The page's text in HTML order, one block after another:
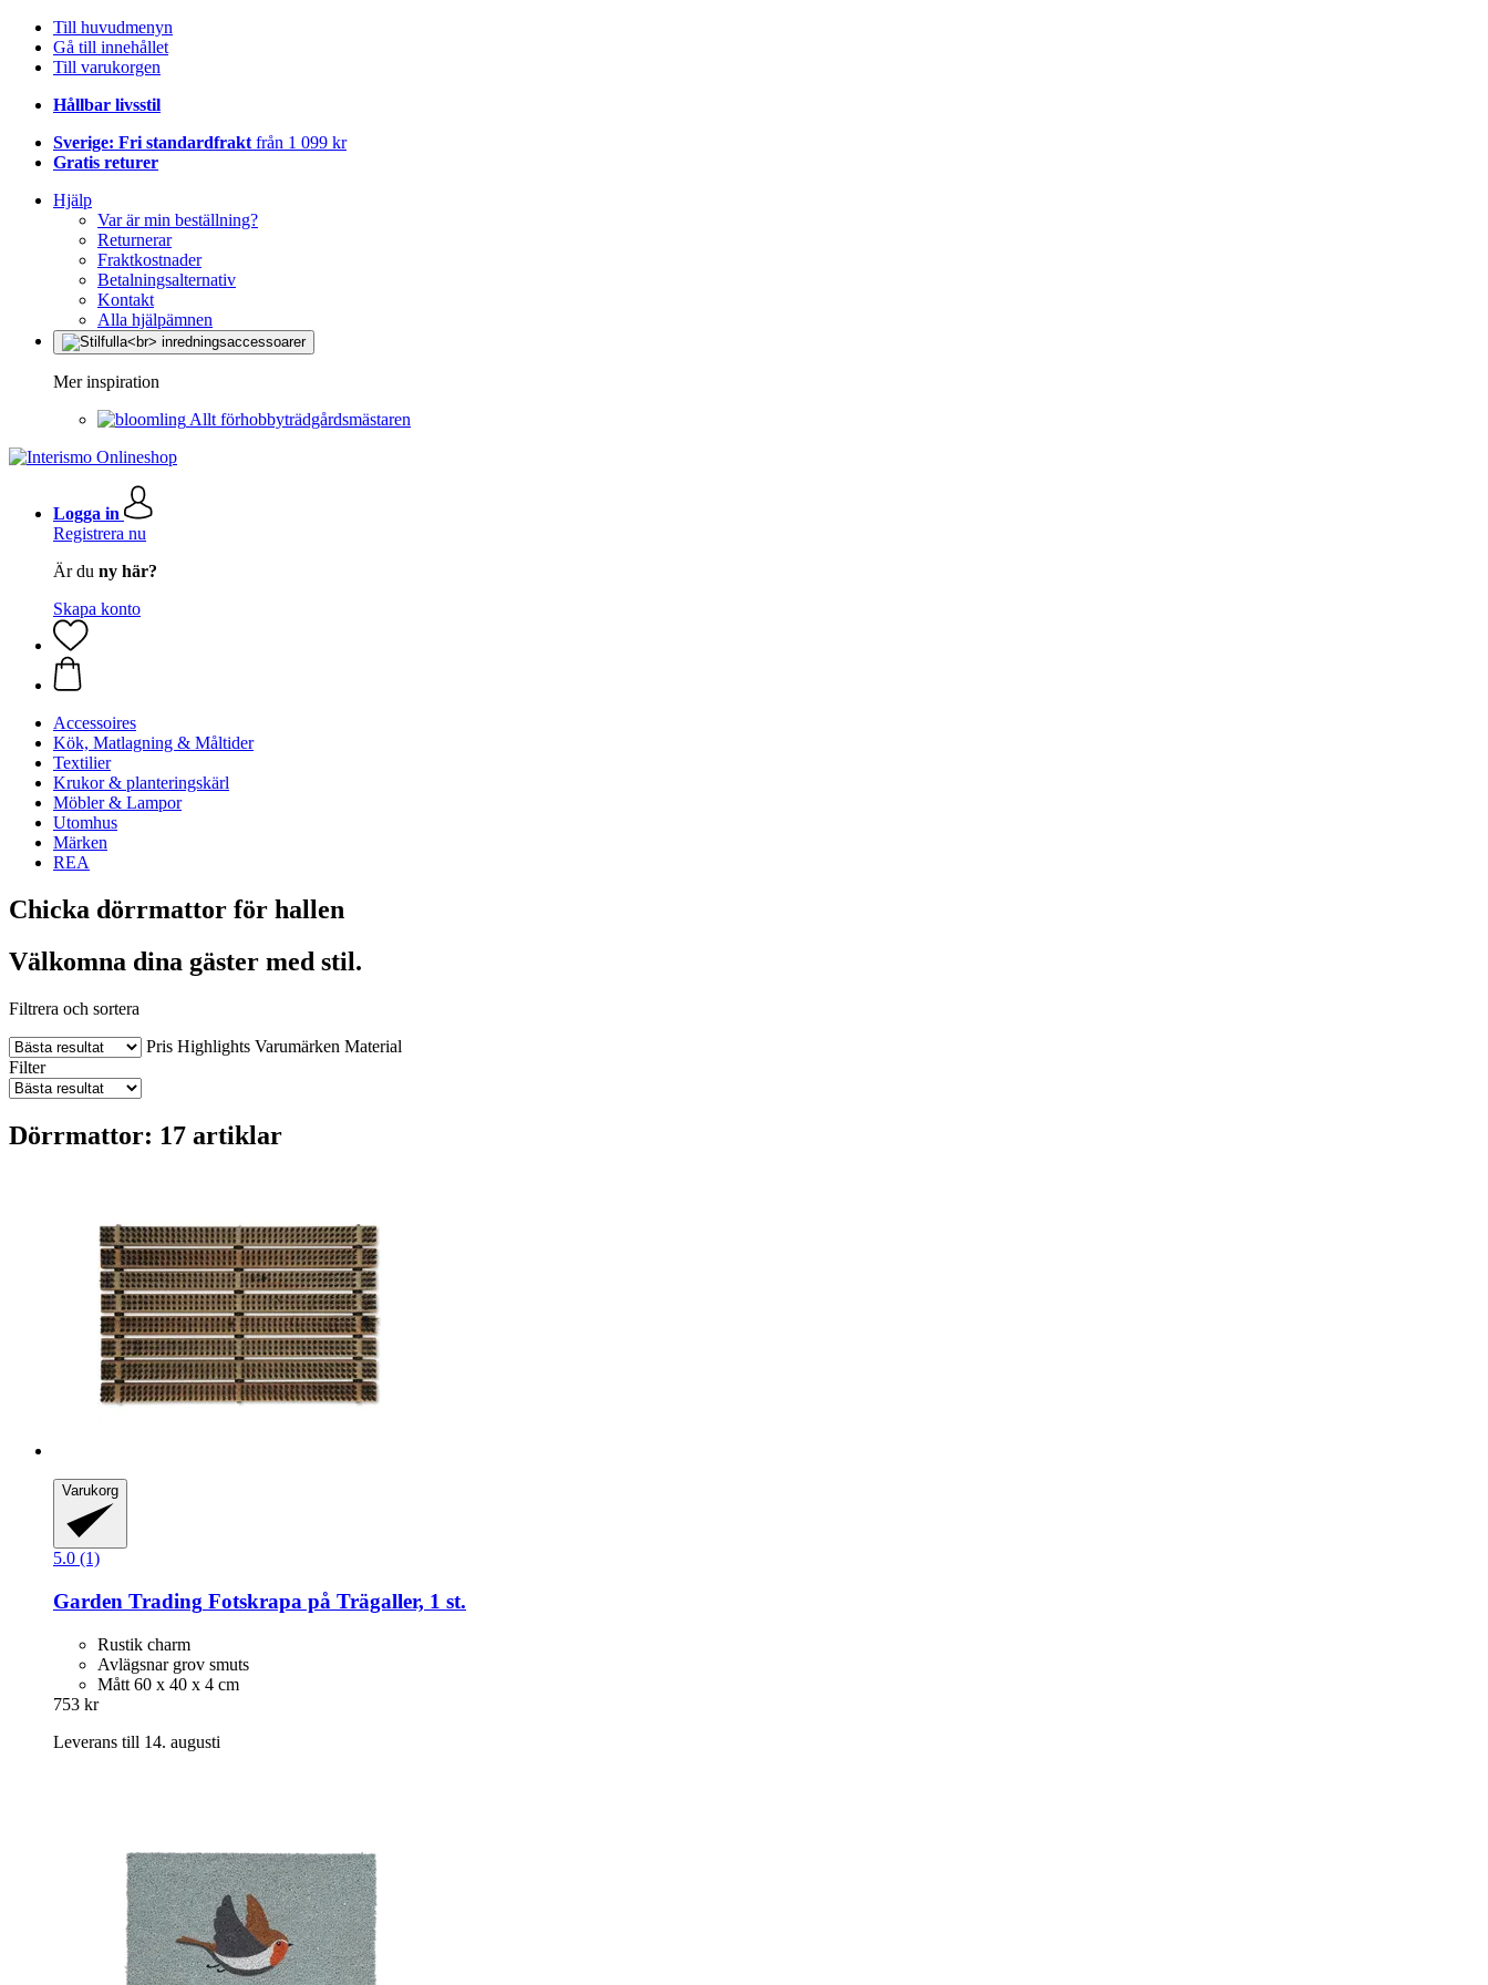
Till huvudmenyn
Gå till innehållet
Till varukorgen
Hållbar livsstil
Sverige: Fri standardfrakt från 1 099 kr
Gratis returer
Hjälp
Var är min beställning?
Returnerar
Fraktkostnader
Betalningsalternativ
Kontakt
Alla hjälpämnen
Mer inspiration
Allt förhobbyträdgårdsmästaren
Logga in
Registrera nu
Är du ny här?
Skapa konto
Accessoires
Kök, Matlagning & Måltider
Textilier
Krukor & planteringskärl
Möbler & Lampor
Utomhus
Märken
REA
Chicka dörrmattor för hallen
Välkomna dina gäster med stil.
Filtrera och sortera
Pris Highlights Varumärken Material
Filter
Dörrmattor: 17 artiklar
Varukorg
5.0 (1)
Garden Trading Fotskrapa på Trägaller, 1 st.
Rustik charm
Avlägsnar grov smuts
Mått 60 x 40 x 4 cm
753 kr
Leverans till 14. augusti